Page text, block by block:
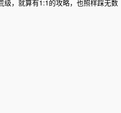
级，就算有1:1的攻略，也照样踩无数